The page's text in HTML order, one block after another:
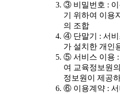
③ 비밀번호 : 이
기 위하여 이용
의 조합
④ 단말기 : 서비
가 설치한 개인
⑤ 서비스 이용 :
여 교육정보원
정보원이 제공
⑥ 이용계약 : 서